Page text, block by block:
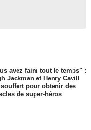
avez faim tout le temps" :
Jackman et Henry Cavill
pour obtenir des
de super-héros